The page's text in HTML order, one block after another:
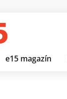
e15 magazín